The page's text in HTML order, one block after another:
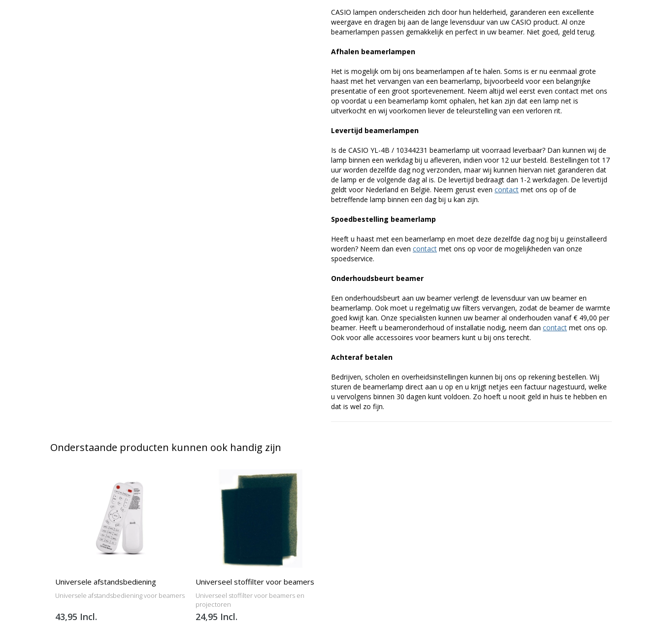
CASIO lampen onderscheiden zich door hun helderheid, garanderen een excellente
weergave en dragen bij aan de lange levensduur van uw CASIO product. Al onze
beamerlampen passen gemakkelijk en perfect in uw beamer. Niet goed, geld terug.
Afhalen beamerlampen
Het is mogelijk om bij ons beamerlampen af te halen. Soms is er nu eenmaal grote
haast met het vervangen van een beamerlamp, bijvoorbeeld voor een belangrijke
presentatie of een groot sportevenement. Neem altijd wel eerst even contact met ons
op voordat u een beamerlamp komt ophalen, het kan zijn dat een lamp net is
uitverkocht en wij voorkomen liever de teleurstelling van een verloren rit.
Levertijd beamerlampen
Is de CASIO YL-4B / 10344231 beamerlamp uit voorraad leverbaar? Dan kunnen wij de
lamp binnen een werkdag bij u afleveren, indien voor 12 uur besteld. Bestellingen tot 17
uur worden dezelfde dag nog verzonden, maar wij kunnen hiervan niet garanderen dat
de lamp er de volgende dag al is. De levertijd bedraagt dan 1-2 werkdagen. De levertijd
geldt voor Nederland en België. Neem gerust even contact met ons op of de
betreffende lamp binnen een dag bij u kan zijn.
Spoedbestelling beamerlamp
Heeft u haast met een beamerlamp en moet deze dezelfde dag nog bij u geïnstalleerd
worden? Neem dan even contact met ons op voor de mogelijkheden van onze
spoedservice.
Onderhoudsbeurt beamer
Een onderhoudsbeurt aan uw beamer verlengt de levensduur van uw beamer en
beamerlamp. Ook moet u regelmatig uw filters vervangen, zodat de beamer de warmte
goed kwijt kan. Onze specialisten kunnen uw beamer al onderhouden vanaf € 49,00 per
beamer. Heeft u beameronderhoud of installatie nodig, neem dan contact met ons op.
Ook voor alle accessoires voor beamers kunt u bij ons terecht.
Achteraf betalen
Bedrijven, scholen en overheidsinstellingen kunnen bij ons op rekening bestellen. Wij
sturen de beamerlamp direct aan u op en u krijgt netjes een factuur nagestuurd, welke
u vervolgens binnen 30 dagen kunt voldoen. Zo hoeft u nooit geld in huis te hebben en
dat is wel zo fijn.
Onderstaande producten kunnen ook handig zijn
Universele afstandsbediening
Universele afstandsbediening voor beamers
43,95 Incl.
Universeel stoffilter voor beamers
Universeel stoffilter voor beamers en
projectoren
24,95 Incl.